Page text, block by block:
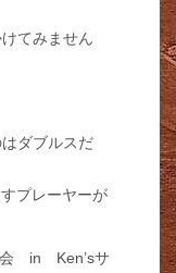
てみません
ダブルスだ
プレーヤーが
会 in Ken’sサ